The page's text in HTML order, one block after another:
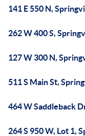
141 E 550 N,
262 W 400 S,
127 W 300 N,
511 S Main St,
464 W Saddleback
264 S 950 W, Lot 1,